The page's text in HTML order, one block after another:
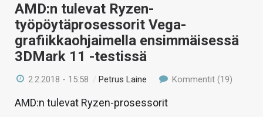
HAKU
AMD:n tulevat Ryzen-
työpöytäprosessorit Vega-
grafiikkaohjaimella ensimmäisessä
3DMark 11 -testissä
2.2.2018 - 15:58 / Petrus Laine Kommentit (19)
AMD:n tulevat Ryzen-prosessorit